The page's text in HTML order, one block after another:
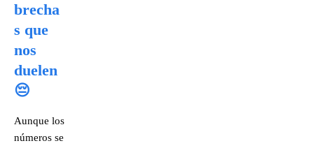
brecha
s que
nos
duelen
😔
Aunque los
números se